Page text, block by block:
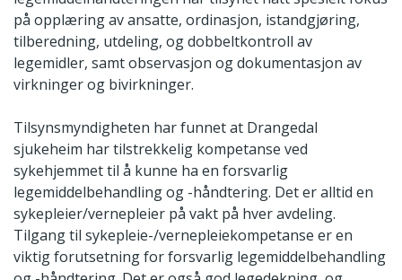
på opplæring av ansatte, ordinasjon, istandgjøring,
tilberedning, utdeling, og dobbeltkontroll av
legemidler, samt observasjon og dokumentasjon av
virkninger og bivirkninger.
Tilsynsmyndigheten har funnet at Drangedal
sjukeheim har tilstrekkelig kompetanse ved
sykehjemmet til å kunne ha en forsvarlig
legemiddelbehandling og -håndtering. Det er alltid en
sykepleier/vernepleier på vakt på hver avdeling.
Tilgang til sykepleie-/vernepleiekompetanse er en
viktig forutsetning for forsvarlig legemiddelbehandling